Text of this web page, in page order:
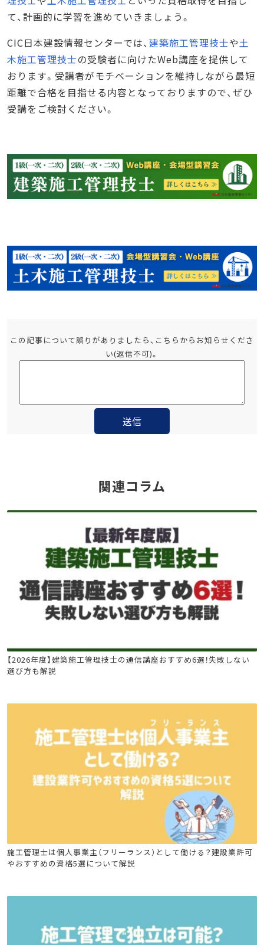
て、計画的に学習を進めていきましょう。
CIC日本建設情報センターでは、建築施工管理技士や土
木施工管理技士の受験者に向けたWeb講座を提供して
おります。受講者がモチベーションを維持しながら最短
距離で合格を目指せる内容となっておりますので、ぜひ
受講をご検討ください。
この記事について誤りがありましたら、こちらからお知らせくださ
い(返信不可)。
関連コラム
建築施工管理技士
【2026年度】建築施工管理技士の通信講座おすすめ6選！失敗しない
選び方も解説
建設キャリア転職 建築施工管理技士 土木施工管理技士
電気工事施工管理技士 管工事施工管理技士
施工管理士は個人事業主（フリーランス）として働ける？建設業許可
やおすすめの資格5選について解説